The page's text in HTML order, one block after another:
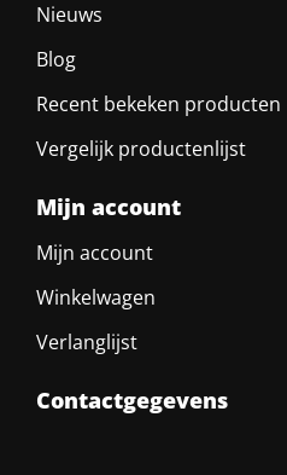
Nieuws
Blog
Recent bekeken producten
Vergelijk productenlijst
Mijn account
Mijn account
Winkelwagen
Verlanglijst
Contactgegevens